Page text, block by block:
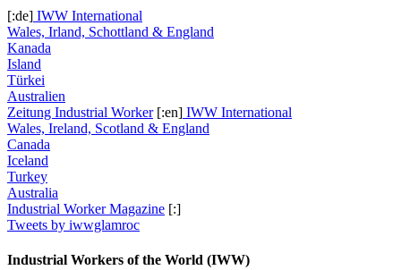
[:de] IWW International
Wales, Irland, Schottland & England
Kanada
Island
Türkei
Australien
Zeitung Industrial Worker[:en] IWW International
Wales, Ireland, Scotland & England
Canada
Iceland
Turkey
Australia
Industrial Worker Magazine [:]
Tweets by iwwglamroc
Industrial Workers of the World (IWW)